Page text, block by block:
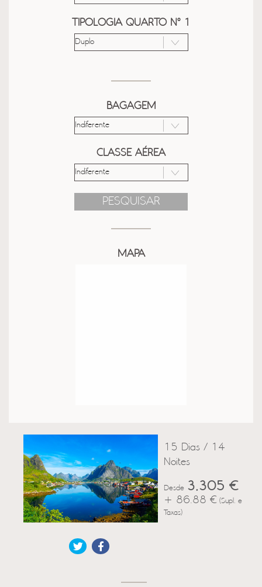
TIPOLOGIA QUARTO Nº 1
BAGAGEM
CLASSE AÉREA
PESQUISAR
MAPA
15 Dias / 14
Noites
Desde 3,305 €
+ 86.88 € (Supl. e
Taxas)